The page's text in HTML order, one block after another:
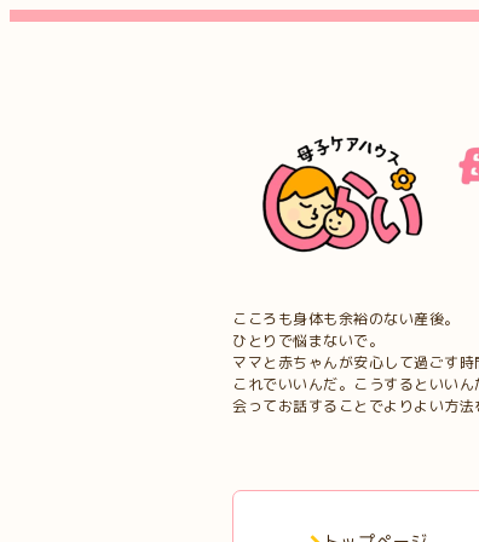
こころも身体も余裕のない産後。
ひとりで悩まないで。
ママと赤ちゃんが安心して過ごす時
これでいいんだ。こうするといいん
会ってお話することでよりよい方法